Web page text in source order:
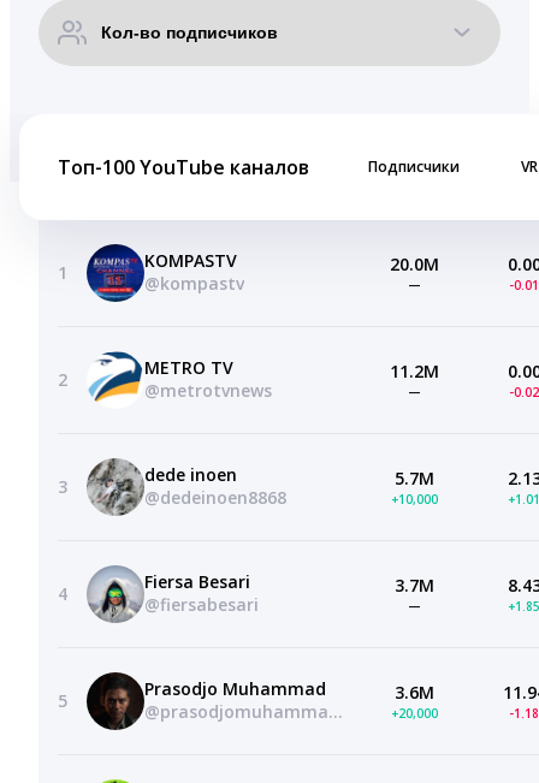
Топ-100 YouTube каналов Подписчики VR
1
KOMPASTV
@kompastv
20.0M
— -
2
METRO TV
@metrotvnews
11.2M
— -
3
dede inoen
@dedeinoen8868
5.7M
+10,000
4
Fiersa Besari
@fiersabesari
3.7M
—
5
Prasodjo Muhammad
@prasodjomuhammadreal
3.6M
+20,000 -